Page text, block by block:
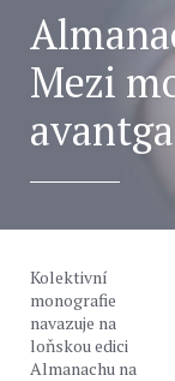
Mezi
Kolektivní
monografie
navazuje na
loňskou edici
Almanachu na